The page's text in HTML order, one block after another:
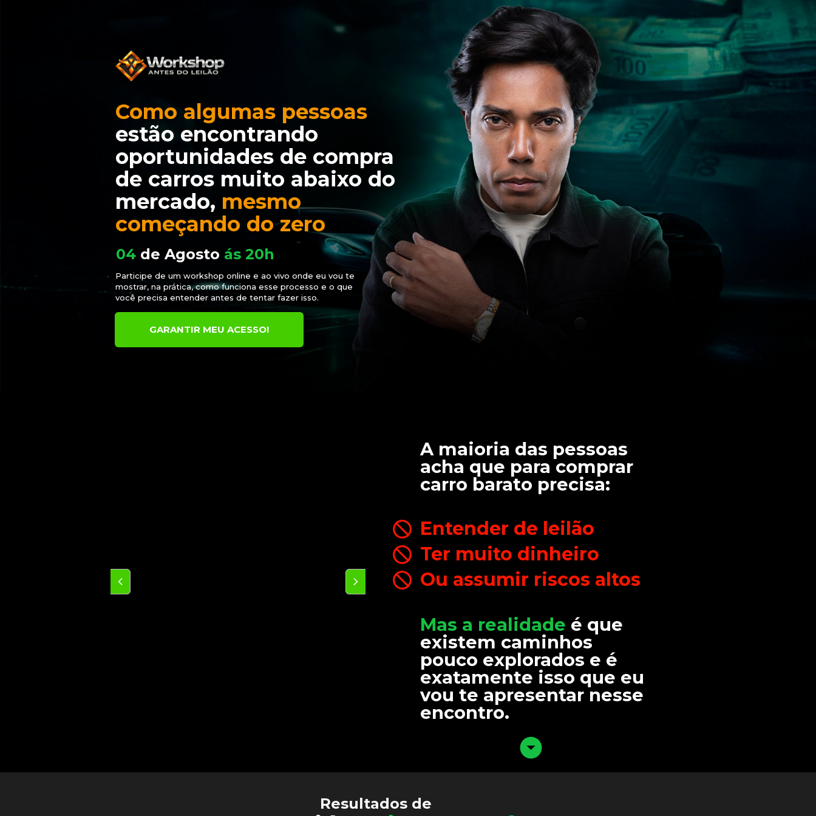
Como algumas pessoas
estão encontrando
oportunidades de compra
de carros muito abaixo do
mercado, mesmo
começando do zero
GARANTIR MEU ACESSO!
04 de Agosto ás 20h
Participe de um workshop online e ao vivo onde eu vou te
mostrar, na prática, como funciona esse processo e o que
você precisa entender antes de tentar fazer isso.
A maioria das pessoas
acha que para comprar
carro barato precisa:
Entender de leilão
Ter muito dinheiro
Ou assumir riscos altos
Mas a realidade é que
existem caminhos
pouco explorados e é
exatamente isso que eu
vou te apresentar nesse
encontro.
Resultados de